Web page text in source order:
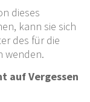
dieses
kann sie sich
des für die
wenden.
auf Vergessen